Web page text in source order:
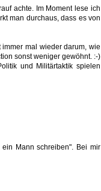
achte. Im Moment lese ich
man durchaus, dass es von
mal wieder darum, wie
sonst weniger gewöhnt. :-)
und Militärtaktik spielen
Mann schreiben". Bei mir